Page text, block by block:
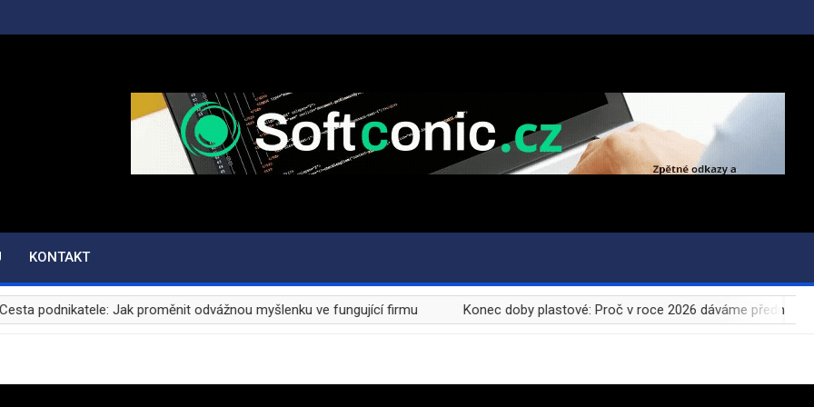
KONTAKT
podnikatele: Jak proměnit odvážnou myšlenku ve fungující firmu Konec doby plastové: Proč v roce 2026 dáváme přednost